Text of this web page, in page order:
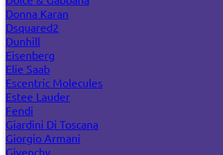
Donna Karan
Dsquared2
Dunhill
Eisenberg
Elie Saab
Escentric Molecules
Estee Lauder
Fendi
Giardini Di Toscana
Giorgio Armani
Givenchy